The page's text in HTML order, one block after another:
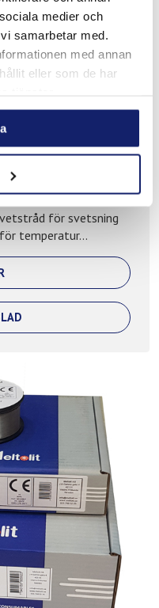
medier och
samarbetar med.
med annan
eller som de har
för svetsning
temperatur...